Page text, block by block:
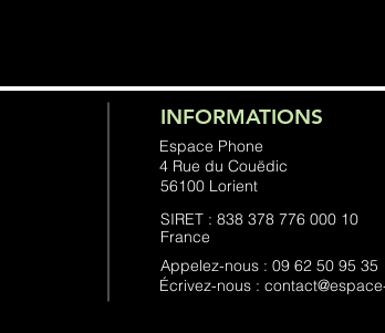
INFORMATIONS
Espace Phone
4 Rue du Couëdic
56100 Lorient
SIRET : 838 378 776 000 10
France
Appelez-nous : 09 62 50 95 35
Écrivez-nous :